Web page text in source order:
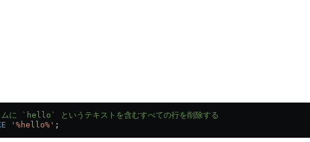
というテキストを含むすべての行を削除する
'%hello%' ;